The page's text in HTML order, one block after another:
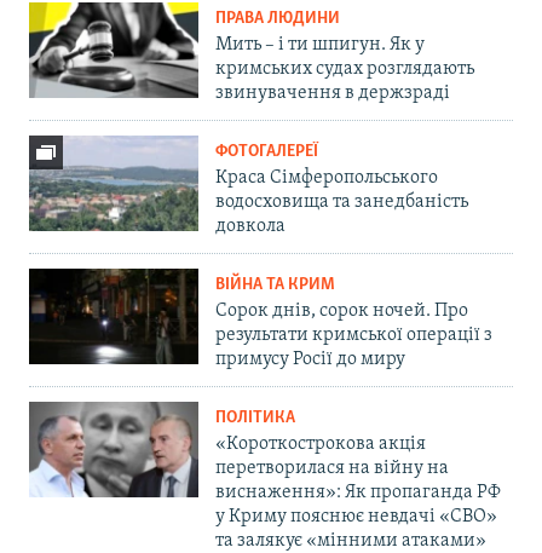
ПРАВА ЛЮДИНИ
Мить – і ти шпигун. Як у
кримських судах розглядають
звинувачення в держзраді
ФОТОГАЛЕРЕЇ
Краса Сімферопольського
водосховища та занедбаність
довкола
ВІЙНА ТА КРИМ
Сорок днів, сорок ночей. Про
результати кримської операції з
примусу Росії до миру
ПОЛІТИКА
«Короткострокова акція
перетворилася на війну на
виснаження»: Як пропаганда РФ
у Криму пояснює невдачі «СВО»
та залякує «мінними атаками»